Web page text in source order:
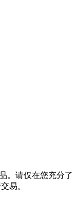
。请仅在您充分了
易。